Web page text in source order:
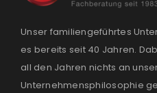
Unser familiengeführtes
es bereits seit 40 Jahren.
all den Jahren nichts an
Unternehmensphilosophie